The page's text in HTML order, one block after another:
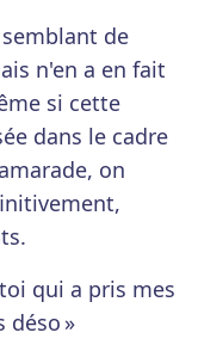
de
n'en a en fait
si cette
dans le cadre
on
qui a pris mes
déso »